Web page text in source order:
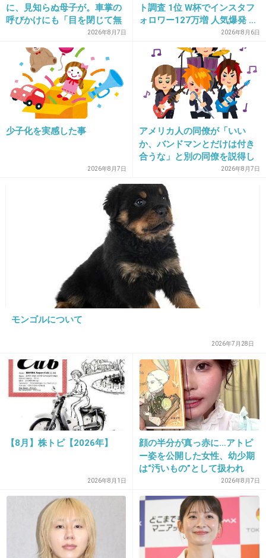
16. 匿名2019/01/05(土) 14:45:19
まぁ不倫しそうだしね、嫁も旦那が子育てしな
いクズだって前テレビで言ってたし
+579 -2
やっぱ不倫は普通に最低だと思う
+408
18. 匿名2019/01/05(土) 14:45:38
+448 -7
2019/01/05(土) 14:45:56
>>13
笑がみ様でもやってたよ
生粋の離島育ちだと思うよ
+240 -2
2019/01/05(土) 14:45:57
に、見知らぬ母子が。車掌の
呼びかけにも「目を閉じて無
視」して居座られました。無
理やり奪われた席は、結
局“やったもん勝ち”になって
しまうのでしょうか？
2026年8月7日
ト調査 1位 W杯でインスタフ
ォロワー127万増 人気爆発 …
2位 高橋藍 3位 大谷翔平2026年8月6日
少子化を実感した事
2026年8月7日
アメリカ人の同僚が「いい
か、バンドマンとだけは付き
合うな」と別の同僚を説得し
ており、そこにフランス人と
イタリア人も参戦した結果こ
うなった
2026年8月7日
モンゴルについて
2026年7月28日
【8月】株トピ【2026年】
2026年8月1日
顔の半分が真っ赤に…アトピ
ー姿を公開した女性、幼少期
は“汚いもの”として扱われ
「人に触れる行為に罪悪感を
持っていた」
2026年8月7日